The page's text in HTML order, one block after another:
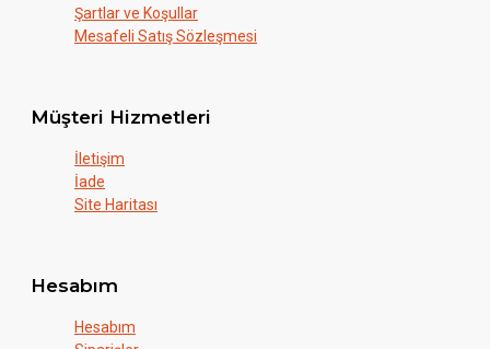
Şartlar ve Koşullar
Mesafeli Satış Sözleşmesi
Müşteri Hizmetleri
İletişim
İade
Site Haritası
Hesabım
Hesabım